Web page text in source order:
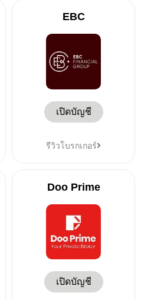
EBC
เปิดบัญชี
รีวิวโบรกเกอร์
Doo Prime
เปิดบัญชี